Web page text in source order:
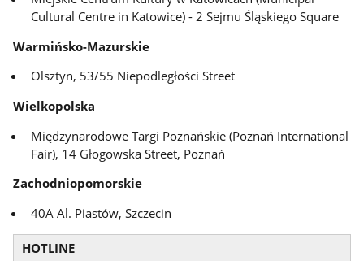
Cultural Centre in Katowice) - 2 Sejmu Śląskiego Square
Warmińsko-Mazurskie
Olsztyn, 53/55 Niepodległości Street
Wielkopolska
Międzynarodowe Targi Poznańskie (Poznań International
Fair), 14 Głogowska Street, Poznań
Zachodniopomorskie
40A Al. Piastów, Szczecin
HOTLINE